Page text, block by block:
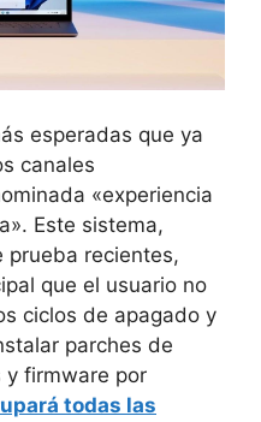
esperadas que ya
canales
«experiencia
Este sistema,
prueba recientes,
que el usuario no
ciclos de apagado y
parches de
y firmware por
todas las